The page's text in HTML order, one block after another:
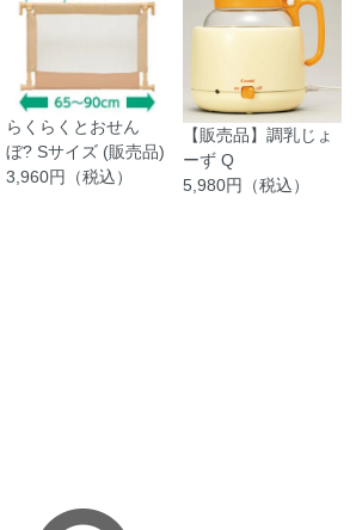
らくらくとおせん
ぼ? Sサイズ (販売品)
3,960円（税込）
【販売品】調乳じょ
ーず Q
5,980円（税込）